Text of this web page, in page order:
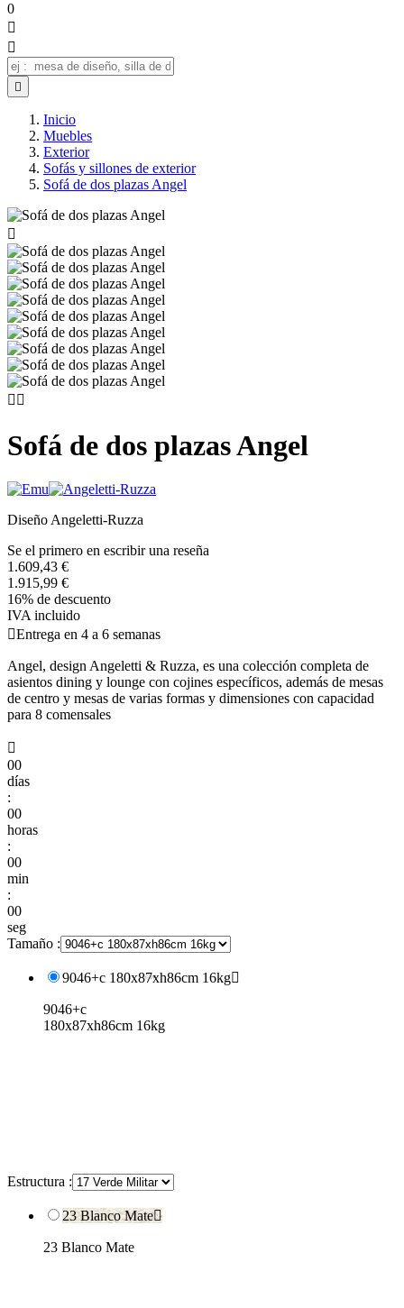
0



Inicio
Muebles
Exterior
Sofás y sillones de exterior
Sofá de dos plazas Angel

 
Sofá de dos plazas Angel
Diseño Angeletti-Ruzza
Se el primero en escribir una reseña
1.609,43 €
1.915,99 €
16% de descuento
IVA incluido
Entrega en 4 a 6 semanas
Angel, design Angeletti & Ruzza, es una colección completa de
asientos dining y lounge con cojines específicos, además de mesas
de centro y mesas de varias formas y dimensiones con capacidad
para 8 comensales

00
días
:
00
horas
:
00
min
:
00
seg
Tamaño :
9046+c 180x87xh86cm 16kg
9046+c
180x87xh86cm 16kg
Estructura :
23 Blanco Mate
23 Blanco Mate